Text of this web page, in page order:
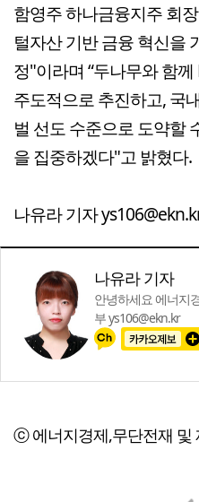
함영주 하나금융지주 회
털자산 기반 금융 혁신을
정"이라며 “두나무와 함
주도적으로 추진하고, 국
벌 선도 수준으로 도약할
을 집중하겠다"고 밝혔다.
나유라 기자
나유라 기자
안녕하세요 에너지
부 ys106@ekn.kr
ⓒ 에너지경제,무단전재 및